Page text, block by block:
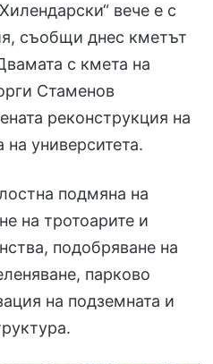
вече е с
съобщи днес кметът
с кмета на
Стаменов
реконструкция на
на университета.
подмяна на
на тротоарите и
подобряване на
парково
на подземната и